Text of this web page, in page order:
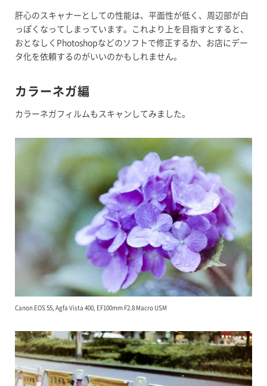
肝心のスキャナーとしての性能は、平面性が低く、周辺部が白
っぽくなってしまっています。これより上を目指すとすると、
おとなしくPhotoshopなどのソフトで修正するか、お店にデー
タ化を依頼するのがいいのかもしれません。
カラーネガ編
カラーネガフィルムもスキャンしてみました。
Canon EOS 55, Agfa Vista 400, EF100mm F2.8 Macro USM